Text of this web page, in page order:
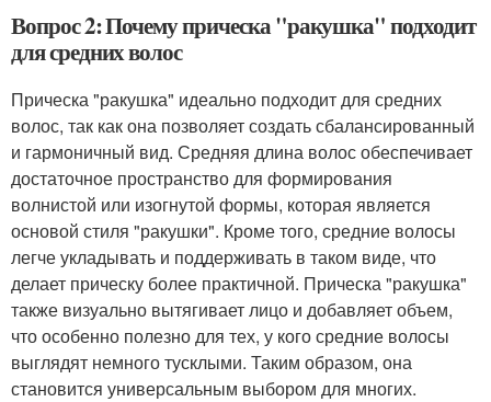
Вопрос 2: Почему прическа "ракушка" подходит
для средних волос
Прическа "ракушка" идеально подходит для средних
волос, так как она позволяет создать сбалансированный
и гармоничный вид. Средняя длина волос обеспечивает
достаточное пространство для формирования
волнистой или изогнутой формы, которая является
основой стиля "ракушки". Кроме того, средние волосы
легче укладывать и поддерживать в таком виде, что
делает прическу более практичной. Прическа "ракушка"
также визуально вытягивает лицо и добавляет объем,
что особенно полезно для тех, у кого средние волосы
выглядят немного тусклыми. Таким образом, она
становится универсальным выбором для многих.